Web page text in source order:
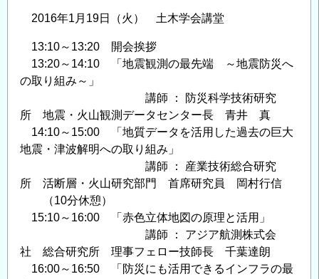
シ
ン
グ
技
開
催
の
知
せ
2016年1月19日（火） 土木学会講堂
13:10～13:20 開会挨拶
13:20～14:10 「地震観測の最先端 ～地震防災へ
の取り組み～」
講師 ： 防災科学技術研究
所 地震・火山観測データセンター長 青井 真
14:10～15:00 「地質データを活用した過去の巨大
地震・津波解明への取り組み」
講師 ： 産業技術総合研究
所 活断層・火山研究部門 首席研究員 岡村行信
（10分休憩）
15:10～16:00 「赤色立体地図の原理と活用」
講師 ： アジア航測株式会
社 総合研究所 理事フェロー技師長 千葉達朗
16:00～16:50 「防災にも活用できるインフラの最